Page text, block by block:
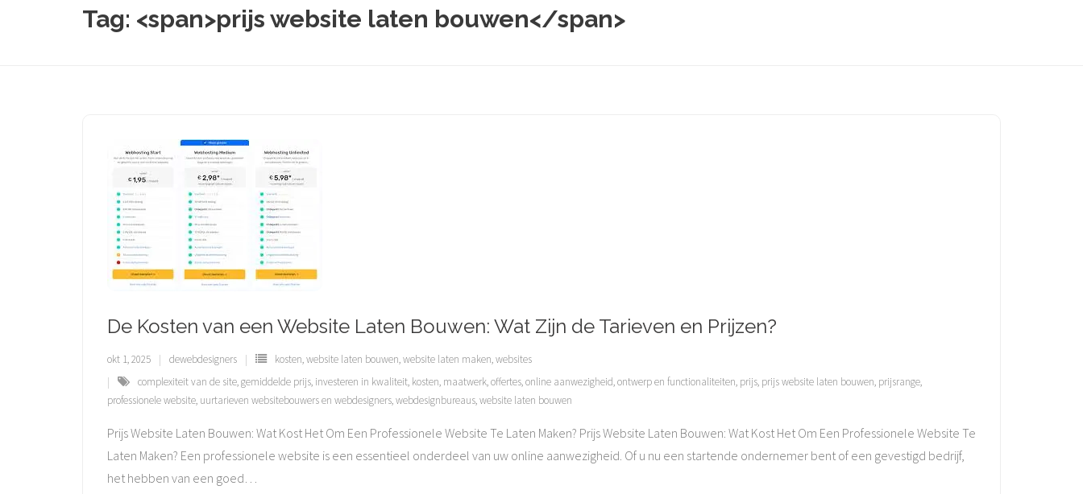
Tag: <span>prijs website laten bouwen</span>
De Kosten van een Website Laten Bouwen: Wat Zijn de Tarieven en Prijzen?
okt 1, 2025 dewebdesigners kosten,website laten bouwen,website laten maken,websites
complexiteit van de site,gemiddelde prijs, investeren in kwaliteit, kosten, maatwerk,offertes,online aanwezigheid,ontwerp en functionaliteiten, prijs, prijs website laten bouwen, prijsrange,
professionele website, uurtarieven websitebouwers en webdesigners,webdesignbureaus,website laten bouwen
Prijs Website Laten Bouwen: Wat Kost Het Om Een Professionele Website Te Laten Maken? Prijs Website Laten Bouwen: Wat Kost Het Om Een Professionele Website Te
Laten Maken? Een professionele website is een essentieel onderdeel van uw online aanwezigheid. Of u nu een startende ondernemer bent of een gevestigd bedrijf,
het hebben van een goed…